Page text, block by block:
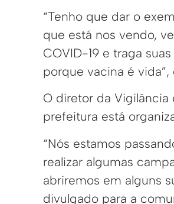
“Tenho que dar o
que está nos vendo,
COVID-19 e traga
porque vacina é vida”,
O diretor da Vigilância
prefeitura está
“Nós estamos
realizar algumas
abriremos em alguns
divulgado para a